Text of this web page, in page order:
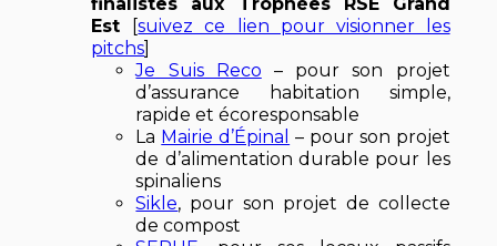
Est
[suivez ce lien pour visionner les
pitchs
Je Suis Reco – pour son projet
d’assurance habitation simple,
rapide et écoresponsable
La Mairie d’Épinal – pour son projet
de d’alimentation durable pour les
spinaliens
Sikle, pour son projet de collecte
de compost